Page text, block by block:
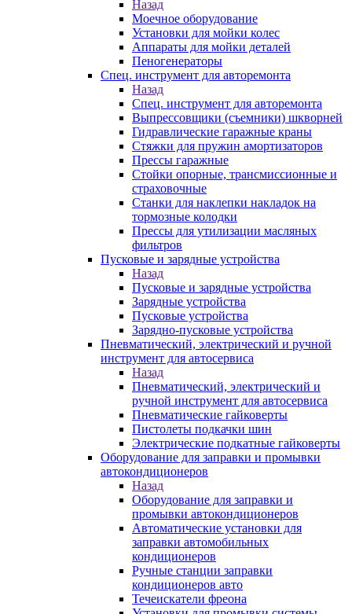
Назад
Моечное оборудование
Установки для мойки колес
Аппараты для мойки деталей
Пеногенераторы
Спец. инструмент для авторемонта
Назад
Спец. инструмент для авторемонта
Выпрессовщики (съемники) шкворней
Гидравлические гаражные краны
Стяжки для пружин амортизаторов
Прессы гаражные
Стойки опорные, трансмиссионные и
страховочные
Станки для наклепки накладок на
тормозные колодки
Прессы для утилизации масляных
фильтров
Пусковые и зарядные устройства
Назад
Пусковые и зарядные устройства
Зарядные устройства
Пусковые устройства
Зарядно-пусковые устройства
Пневматический, электрический и ручной
инструмент для автосервиса
Назад
Пневматический, электрический и
ручной инструмент для автосервиса
Пневматические гайковерты
Пистолеты подкачки шин
Электрические подкатные гайковерты
Оборудование для заправки и промывки
автокондиционеров
Назад
Оборудование для заправки и
промывки автокондиционеров
Автоматические установки для
заправки автомобильных
кондиционеров
Ручные станции заправки
кондиционеров авто
Течеискатели фреона